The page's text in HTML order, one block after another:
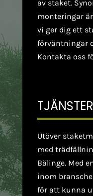
av staket.
monteringar
vi ger dig ett
förväntningar
Kontakta oss
TJÄNSTER
Utöver
med
Bälinge. Med
inom
för att kunna